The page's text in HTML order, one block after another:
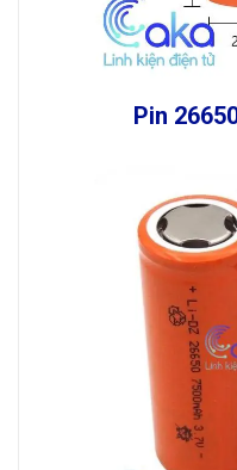
Pin